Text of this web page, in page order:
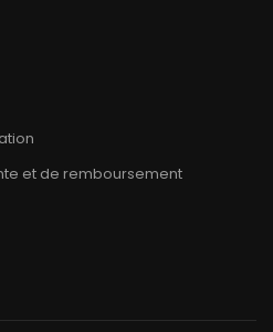
et de remboursement